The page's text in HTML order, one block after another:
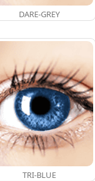
DARE-GREY
TRI-BLUE